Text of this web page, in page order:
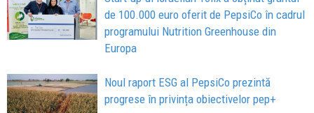
de 100.000 euro oferit de PepsiCo în cadrul
programului Nutrition Greenhouse din
Europa
Noul raport ESG al PepsiCo prezintă
progrese în privința obiectivelor pep+